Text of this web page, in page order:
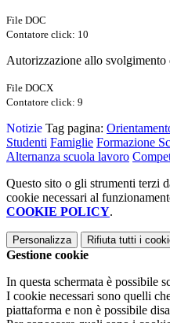
File DOC
Contatore click: 10
Autorizzazione allo
File DOCX
Contatore click: 9
Notizie Tag pagina:
Studenti Famiglie Formazione
Alternanza scuola lavoro
Questo sito o gli strumenti terzi
cookie necessari al
COOKIE POLICY.
Personalizza Rifiuta tutti i
Gestione cookie
In questa schermata è possibile
I cookie necessari sono quelli
piattaforma e non è possibile